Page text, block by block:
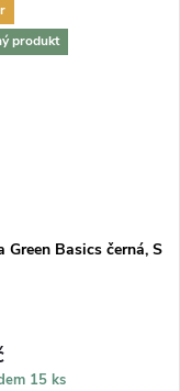
produkt
Green Basics černá, S
15 ks